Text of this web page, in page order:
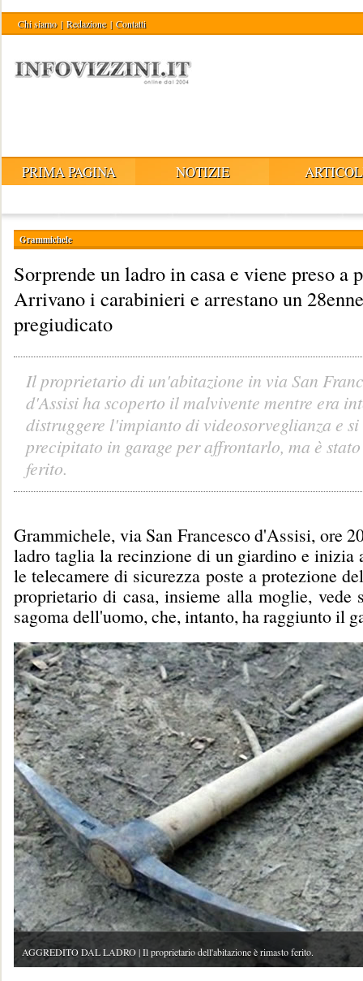
Chi siamo | Redazione | Contatti
PRIMA PAGINA NOTIZIE
Grammichele
Sorprende un ladro in casa e viene preso a
Arrivano i carabinieri e arrestano un 28enne
pregiudicato
Il proprietario di un'abitazione in via San
d'Assisi ha scoperto il malvivente mentre era
distruggere l'impianto di videosorveglianza e si
precipitato in garage per affrontarlo, ma è
ferito.
Grammichele, via San Francesco d'Assisi, ore
ladro taglia la recinzione di un giardino e inizia
le telecamere di sicurezza poste a protezione
proprietario di casa, insieme alla moglie, vede
sagoma dell'uomo, che, intanto, ha raggiunto il
AGGREDITO DAL LADRO | Il proprietario dell'abitazione è rimasto ferito.